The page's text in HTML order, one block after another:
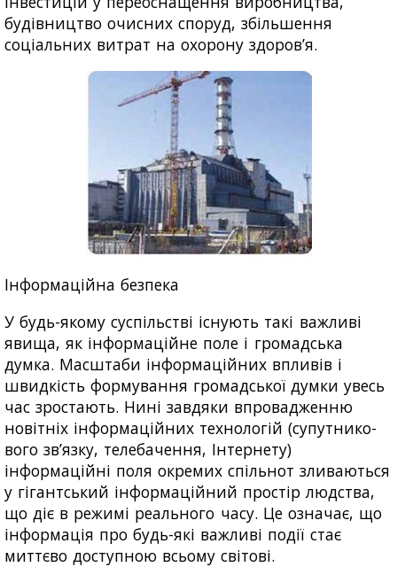
будівництво очисних споруд, збільшення
соціальних витрат на охорону здоров’я.
Інформаційна безпека
У будь-якому суспільстві існують такі важливі
явища, як інформаційне поле і громадська
думка. Масштаби інформаційних впливів і
швидкість формування громадської думки увесь
час зростають. Нині завдяки впровадженню
новітніх інформаційних технологій (супутнико-
вого зв’язку, телебачення, Інтернету)
інформаційні поля окремих спільнот зливаються
у гігантський інформаційний простір людства,
що діє в режимі реального часу. Це означає, що
інформація про будь-які важливі події стає
миттєво доступною всьому світові.